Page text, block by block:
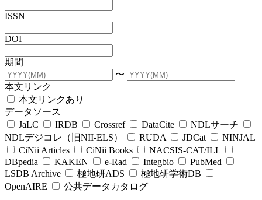
ISSN
DOI
期間
〜
本文リンク
本文リンクあり
データソース
JaLC
IRDB Crossref DataCite
NDLサーチ
NDLデジコレ（旧NII-ELS）
RUDA JDCat
NINJAL
CiNii Articles
CiNii Books
NACSIS-CAT/ILL
DBpedia
KAKEN e-Rad Integbio
PubMed
LSDB Archive
極地研ADS
極地研学術DB
OpenAIRE
公共データカタログ